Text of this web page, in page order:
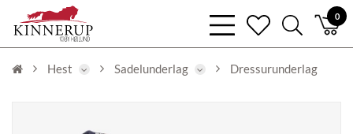
0
bars
light
heart
search
light
Hest Sadelunderlag Dressurunderlag